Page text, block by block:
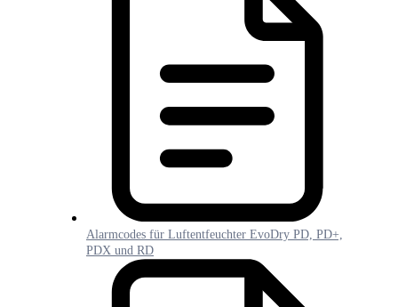
Alarmcodes für Luftentfeuchter EvoDry PD, PD+,
PDX und RD